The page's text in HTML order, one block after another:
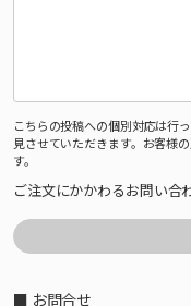
こちらの投稿への個別対応は行
見させていただきます。お客様
す。
ご注文にかかわるお問い合
■ お問合せ